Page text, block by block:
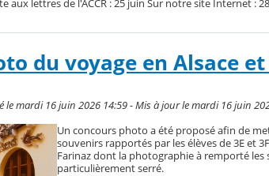
aux lettres de l'ACCR : 25 juin Sur notre site Internet :
du voyage en Alsace
le mardi 16 juin 2026 14:59 - Mis à jour le mardi 16 juin
Un concours photo a été proposé afin de
souvenirs rapportés par les élèves de 3E et
Farinaz dont la photographie à remporté les
particulièrement serré.